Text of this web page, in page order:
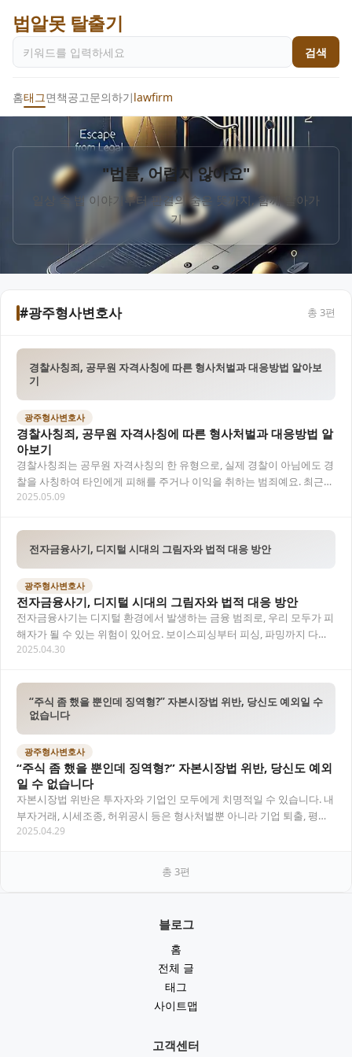
법알못 탈출기
검색
홈태그면책공고문의하기lawfirm
"법률, 어렵지 않아요"
일상 속 법 이야기부터 판결의 숨은 뜻까지, 함께 알아가
기
#광주형사변호사 총 3편
경찰사칭죄, 공무원 자격사칭에 따른 형사처벌과 대응방법 알아보
기
광주형사변호사
경찰사칭죄, 공무원 자격사칭에 따른 형사처벌과 대응방법 알
아보기
경찰사칭죄는 공무원 자격사칭의 한 유형으로, 실제 경찰이 아님에도 경
찰을 사칭하여 타인에게 피해를 주거나 이익을 취하는 범죄예요. 최근
경찰을 사칭한 전화금융사기(보이스피싱)가 증…
2025.05.09
전자금융사기, 디지털 시대의 그림자와 법적 대응 방안
광주형사변호사
전자금융사기, 디지털 시대의 그림자와 법적 대응 방안
전자금융사기는 디지털 환경에서 발생하는 금융 범죄로, 우리 모두가 피
해자가 될 수 있는 위험이 있어요. 보이스피싱부터 피싱, 파밍까지 다양
한 수법으로 발생하는 전자금융사기에 대한…
2025.04.30
“주식 좀 했을 뿐인데 징역형?” 자본시장법 위반, 당신도 예외일 수
없습니다
광주형사변호사
“주식 좀 했을 뿐인데 징역형?” 자본시장법 위반, 당신도 예외
일 수 없습니다
자본시장법 위반은 투자자와 기업인 모두에게 치명적일 수 있습니다. 내
부자거래, 시세조종, 허위공시 등은 형사처벌뿐 아니라 기업 퇴출, 평생
낙인으로 이어질 수 있습니다. 이 글에서…
2025.04.29
총 3편
블로그
홈
전체 글
태그
사이트맵
고객센터